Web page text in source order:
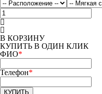
В КОРЗИНУ
КУПИТЬ В ОДИН КЛИК
ФИО*
Телефон*
КУПИТЬ